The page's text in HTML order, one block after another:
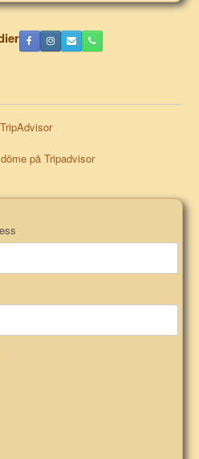
på Tripadvisor